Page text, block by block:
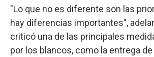
"Lo que no es diferente son las
hay diferencias importantes",
criticó una de las principales
por los blancos, como la entrega